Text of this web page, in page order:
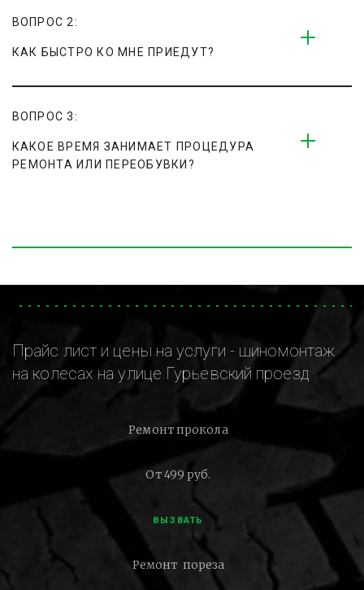
ВОПРОС 2:
КАК БЫСТРО КО МНЕ ПРИЕДУТ?
ВОПРОС 3:
КАКОЕ ВРЕМЯ ЗАНИМАЕТ ПРОЦЕДУРА
РЕМОНТА ИЛИ ПЕРЕОБУВКИ?
Прайс лист и цены на услуги - шиномонтаж
на колесах на улице Гурьевский проезд
Ремонт прокола
От 499 руб.
ВЫЗВАТЬ
Ремонт пореза